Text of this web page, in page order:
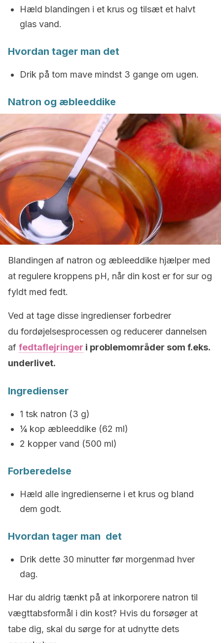
Hæld blandingen i et krus og tilsæt et halvt
glas vand.
Hvordan tager man det
Drik på tom mave mindst 3 gange om ugen.
Natron og æbleeddike
Blandingen af natron og æbleeddike hjælper med
at regulere kroppens pH, når din kost er for sur og
fyldt med fedt.
Ved at tage disse ingredienser forbedrer
du fordøjelsesprocessen og reducerer dannelsen
af fedtaflejringer i problemområder som f.eks.
underlivet.
Ingredienser
1 tsk natron (3 g)
¼ kop æbleeddike (62 ml)
2 kopper vand (500 ml)
Forberedelse
Hæld alle ingredienserne i et krus og bland
dem godt.
Hvordan tager man det
Drik dette 30 minutter før morgenmad hver
dag.
Har du aldrig tænkt på at inkorporere natron til
vægttabsformål i din kost? Hvis du forsøger at
tabe dig, skal du sørge for at udnytte dets